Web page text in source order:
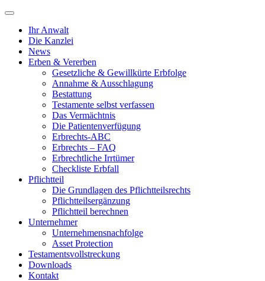
Ihr Anwalt
Die Kanzlei
News
Erben & Vererben
Gesetzliche & Gewillkürte Erbfolge
Annahme & Ausschlagung
Bestattung
Testamente selbst verfassen
Das Vermächtnis
Die Patientenverfügung
Erbrechts-ABC
Erbrechts – FAQ
Erbrechtliche Irrtümer
Checkliste Erbfall
Pflichtteil
Die Grundlagen des Pflichtteilsrechts
Pflichtteilsergänzung
Pflichtteil berechnen
Unternehmer
Unternehmensnachfolge
Asset Protection
Testamentsvollstreckung
Downloads
Kontakt